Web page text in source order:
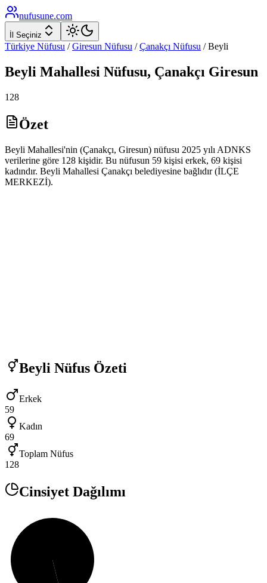
nufusune.com
İl Seçiniz
Türkiye Nüfusu / Giresun Nüfusu / Çanakçı Nüfusu /Beyli
Beyli Mahallesi Nüfusu, Çanakçı Giresun
128
Özet
Beyli Mahallesi'nin (Çanakçı, Giresun) nüfusu 2025 yılı ADNKS
verilerine göre 128 kişidir. Bu nüfusun 59 kişisi erkek, 69 kişisi
kadındır. Beyli Mahallesi Çanakçı belediyesine bağlıdır (İLÇE
MERKEZİ).
Beyli Nüfus Özeti
Erkek
59
Kadın
69
Toplam Nüfus
128
Cinsiyet Dağılımı